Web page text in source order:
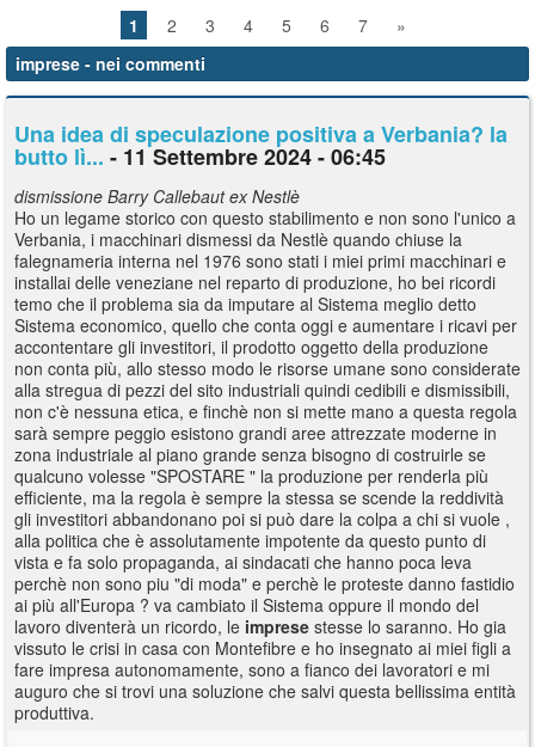
1 2 3 4 5 6 7
»
imprese - nei commenti
Una idea di speculazione positiva a Verbania? la
butto lì... - 11 Settembre 2024 - 06:45
dismissione Barry Callebaut ex Nestlè
Ho un legame storico con questo stabilimento e non sono l'unico a
Verbania, i macchinari dismessi da Nestlè quando chiuse la
falegnameria interna nel 1976 sono stati i miei primi macchinari e
installai delle veneziane nel reparto di produzione, ho bei ricordi
temo che il problema sia da imputare al Sistema meglio detto
Sistema economico, quello che conta oggi e aumentare i ricavi per
accontentare gli investitori, il prodotto oggetto della produzione
non conta più, allo stesso modo le risorse umane sono considerate
alla stregua di pezzi del sito industriali quindi cedibili e dismissibili,
non c'è nessuna etica, e finchè non si mette mano a questa regola
sarà sempre peggio esistono grandi aree attrezzate moderne in
zona industriale al piano grande senza bisogno di costruirle se
qualcuno volesse "SPOSTARE " la produzione per renderla più
efficiente, ma la regola è sempre la stessa se scende la reddività
gli investitori abbandonano poi si può dare la colpa a chi si vuole ,
alla politica che è assolutamente impotente da questo punto di
vista e fa solo propaganda, ai sindacati che hanno poca leva
perchè non sono piu "di moda" e perchè le proteste danno fastidio
ai più all'Europa ? va cambiato il Sistema oppure il mondo del
lavoro diventerà un ricordo, le imprese stesse lo saranno. Ho gia
vissuto le crisi in casa con Montefibre e ho insegnato ai miei figli a
fare impresa autonomamente, sono a fianco dei lavoratori e mi
auguro che si trovi una soluzione che salvi questa bellissima entità
produttiva.